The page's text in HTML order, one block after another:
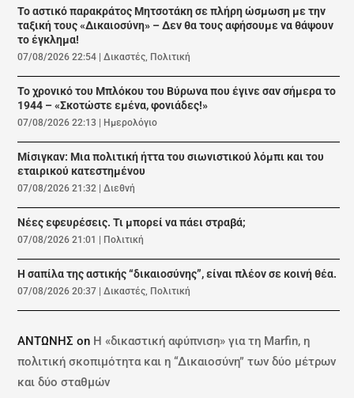
Το αστικό παρακράτος Μητσοτάκη σε πλήρη ώσμωση με την
ταξική τους «Δικαιοσύνη» – Δεν θα τους αφήσουμε να θάψουν
το έγκλημα!
07/08/2026 22:54 |Δικαστές, Πολιτική
Το χρονικό του Μπλόκου του Βύρωνα που έγινε σαν σήμερα το
1944 – «Σκοτώστε εμένα, φονιάδες!»
07/08/2026 22:13 | Ημερολόγιο
Μίσιγκαν: Μια πολιτική ήττα του σιωνιστικού λόμπι και του
εταιρικού κατεστημένου
07/08/2026 21:32 |Διεθνή
Νέες εφευρέσεις. Τι μπορεί να πάει στραβά;
07/08/2026 21:01 | Πολιτική
Η σαπίλα της αστικής “δικαιοσύνης”, είναι πλέον σε κοινή θέα.
07/08/2026 20:37 |Δικαστές, Πολιτική
ΑΝΤΩΝΗΣ on Η «δικαστική αφύπνιση» για τη Marfin, η
πολιτική σκοπιμότητα και η “Δικαιοσύνη” των δύο μέτρων
και δύο σταθμών